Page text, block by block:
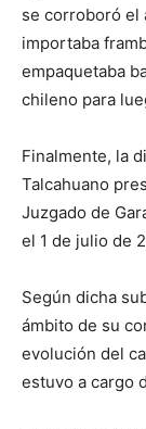
se corroboró el
importaba
empaquetaba
chileno para
Finalmente, la
Talcahuano
Juzgado de
el 1 de julio de
Según dicha
ámbito de su
evolución del
estuvo a cargo